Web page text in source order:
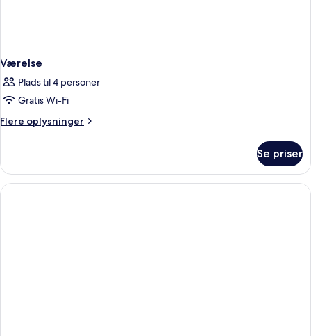
Værelse
Plads til 4 personer
Gratis Wi-Fi
Flere oplysninger
Flere
Se priser